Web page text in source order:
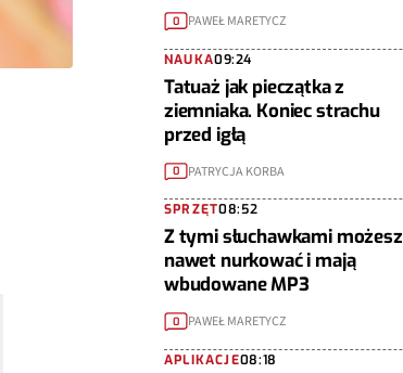
0 PAWEŁ MARETYCZ
NAUKA09:24
Tatuaż jak pieczątka z
ziemniaka. Koniec strachu
przed igłą
0 PATRYCJA KORBA
SPRZĘT08:52
Z tymi słuchawkami możesz
nawet nurkować i mają
wbudowane MP3
0 PAWEŁ MARETYCZ
APLIKACJE08:18